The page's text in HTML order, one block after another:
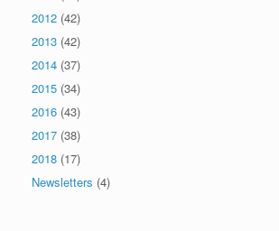
2012 (42)
2013 (42)
2014 (37)
2015 (34)
2016 (43)
2017 (38)
2018 (17)
Newsletters (4)